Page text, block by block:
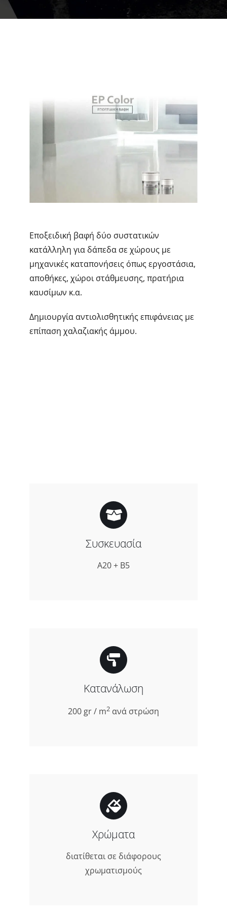
Εποξειδική βαφή δύο συστατικών
κατάλληλη για δάπεδα σε χώρους με
μηχανικές καταπονήσεις όπως εργοστάσια,
αποθήκες, χώροι στάθμευσης, πρατήρια
καυσίμων κ.α.
Δημιουργία αντιολισθητικής επιφάνειας με
επίπαση χαλαζιακής άμμου.
Συσκευασία
A20 + B5
Κατανάλωση
200 gr / m2 ανά στρώση
Χρώματα
διατίθεται σε διάφορους
χρωματισμούς